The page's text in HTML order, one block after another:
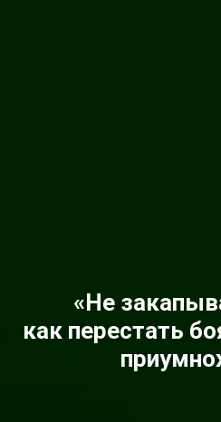
«Не
как перестать